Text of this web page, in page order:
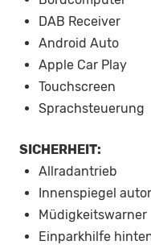
DAB Receiver
Android Auto
Apple Car Play
Touchscreen
Sprachsteuerung
SICHERHEIT:
Allradantrieb
Innenspiegel
Müdigkeitswarner
Einparkhilfe